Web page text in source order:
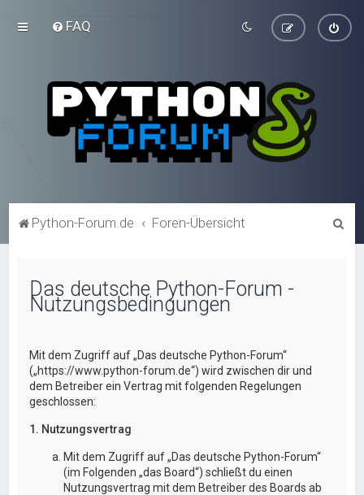
FAQ
Python-Forum.de Foren-Übersicht
Das deutsche Python-Forum -
Nutzungsbedingungen
Mit dem Zugriff auf „Das deutsche Python-Forum“
(„https://www.python-forum.de“) wird zwischen dir und
dem Betreiber ein Vertrag mit folgenden Regelungen
geschlossen:
1. Nutzungsvertrag
Mit dem Zugriff auf „Das deutsche Python-Forum“
(im Folgenden „das Board“) schließt du einen
Nutzungsvertrag mit dem Betreiber des Boards ab